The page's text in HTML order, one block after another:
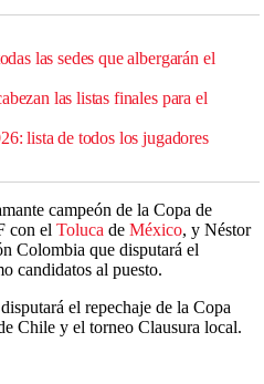
las sedes que albergarán el
las listas finales para el
lista de todos los jugadores
campeón de la Copa de
con el Toluca de México, y Néstor
Colombia que disputará el
candidatos al puesto.
el repechaje de la Copa
Chile y el torneo Clausura local.